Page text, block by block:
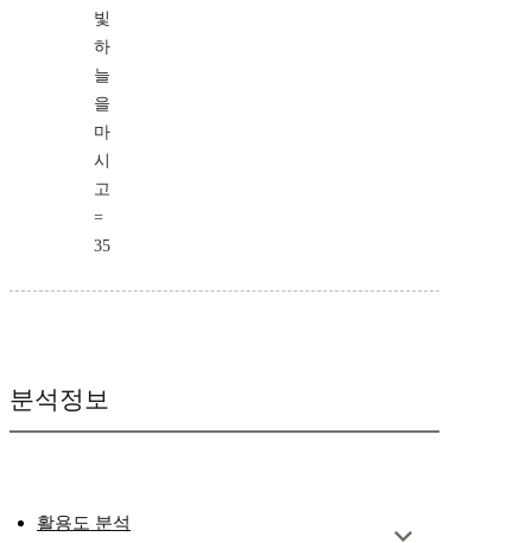
빛
하
늘
을
마
시
고
=
35
분석정보
활용도 분석